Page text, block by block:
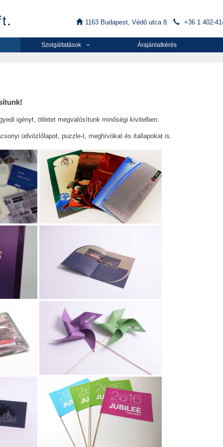
1163 Budapest, Védő utca 8. +36 1 402-
Szolgáltatások Árajánlatkérés
igényt, ötletet megvalósítunk minőségi kivitelben.
üdvözlőlapot, puzzle-t, meghívókat és itallapokat is.